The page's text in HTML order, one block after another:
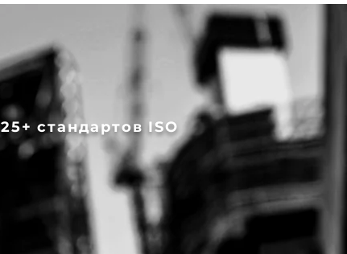
25+ стандартов ISO